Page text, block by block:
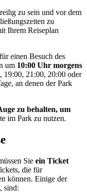
zu sein und vor dem
zu
Ihrem Reiseplan
einen Besuch des
um 10:00 Uhr morgens
19:00, 21:00, 20:00 oder
an denen der Park
zu behalten, um
im Park zu nutzen.
Sie ein Ticket
die für
können. Einige der
sind: